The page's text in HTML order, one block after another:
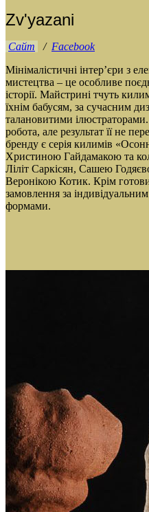
Zv'yazani
Сайт / Facebook
Мінімалістичні інтер’єри з
мистецтва – це особливе
історії. Майстрині тчуть
їхнім бабусям, за сучасним
талановитими
робота, але результат її не
бренду є серія килимів
Христиною Гайдамакою та
Ліліт Саркісян, Сашею
Веронікою Котик. Крім
замовлення за
формами.